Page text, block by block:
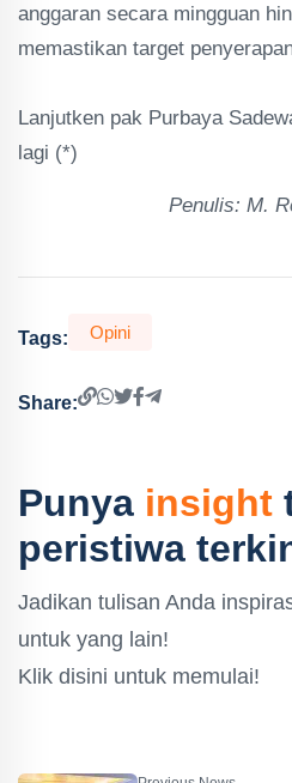
anggaran secara mingguan
memastikan target
‎Lanjutken pak Purbaya
lagi (*)
‎Penulis: M.
Tags: Opini
Share:
Punya insight
peristiwa
Jadikan tulisan Anda
untuk yang lain!
Klik disini untuk memulai!